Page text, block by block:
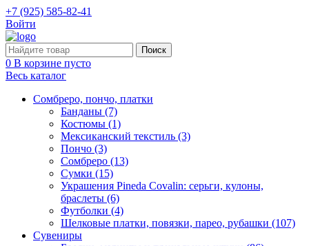
+7 (925) 585-82-41
Войти
0 В корзине пусто
Весь каталог
Сомбреро, пончо, платки
Банданы (7)
Костюмы (1)
Мексиканский текстиль (3)
Пончо (3)
Сомбреро (13)
Сумки (15)
Украшения Pineda Covalin: серьги, кулоны,
браслеты (6)
Футболки (4)
Шелковые платки, повязки, парео, рубашки (107)
Сувениры